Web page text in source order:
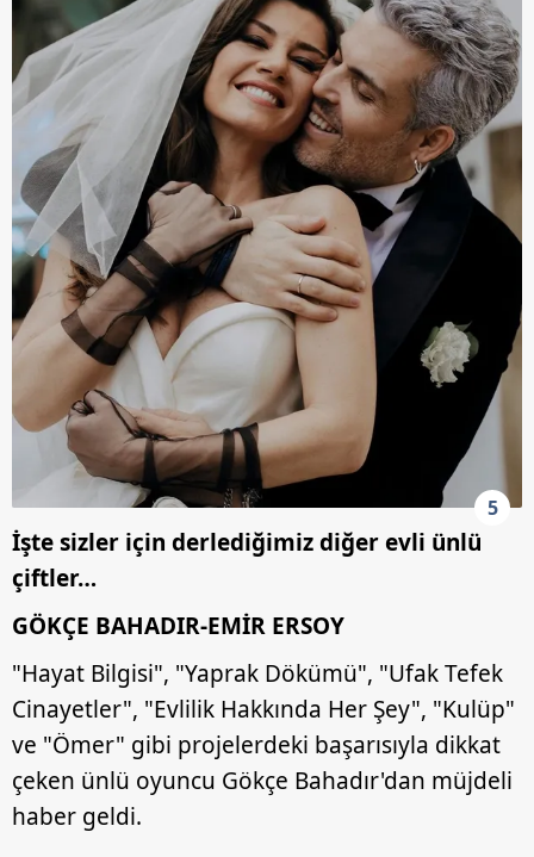
5
İşte sizler için derlediğimiz diğer evli ünlü
çiftler…
GÖKÇE BAHADIR-EMİR ERSOY
"Hayat Bilgisi", "Yaprak Dökümü", "Ufak Tefek
Cinayetler", "Evlilik Hakkında Her Şey", "Kulüp"
ve "Ömer" gibi projelerdeki başarısıyla dikkat
çeken ünlü oyuncu Gökçe Bahadır'dan müjdeli
haber geldi.